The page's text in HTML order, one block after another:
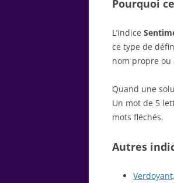
Pourquoi
L’indice
ce type de
nom propre ou
Quand une
Un mot de 5
mots fléchés.
Autres